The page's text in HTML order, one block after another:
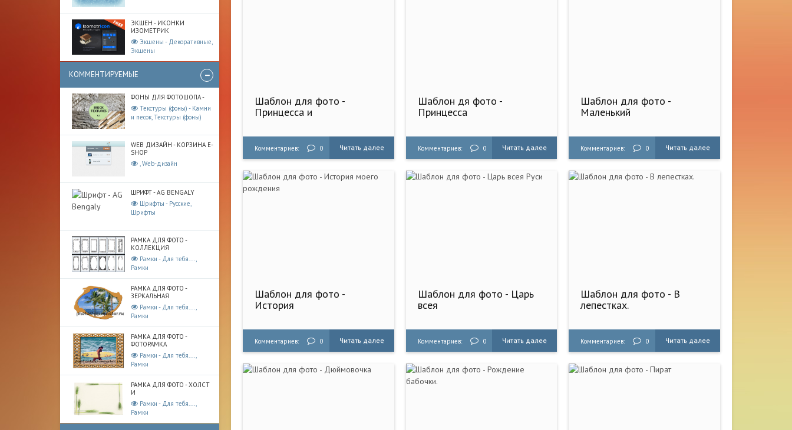
ЭКШЕН - ИКОНКИ
ИЗОМЕТРИК
Экшены - Декоративные,
Экшены
КОММЕНТИРУЕМЫЕ
ФОНЫ ДЛЯ ФОТОШОПА -
Текстуры (фоны) - Камни
и песок, Текстуры (фоны)
WEB ДИЗАЙН - КОРЗИНА E-
SHOP
, Web-дизайн
ШРИФТ - AG BENGALY
Шрифты - Русские,
Шрифты
РАМКА ДЛЯ ФОТО -
КОЛЛЕКЦИЯ
Рамки - Для тебя....,
Рамки
РАМКА ДЛЯ ФОТО -
ЗЕРКАЛЬНАЯ
Рамки - Для тебя....,
Рамки
РАМКА ДЛЯ ФОТО -
ФОТОРАМКА
Рамки - Для тебя....,
Рамки
РАМКА ДЛЯ ФОТО - ХОЛСТ
И
Рамки - Для тебя....,
Рамки
Шаблон для фото -
Принцесса и
Комментариев: 0 Читать далее
Шаблон дя фото -
Принцесса
Комментариев: 0 Читать далее
Шаблон для фото -
Маленький
Комментариев: 0 Читать далее
Шаблон для фото -
История
Комментариев: 0 Читать далее
Шаблон для фото - Царь
всея
Комментариев: 0 Читать далее
Шаблон для фото - В
лепестках.
Комментариев: 0 Читать далее